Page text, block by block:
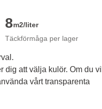
8m2/liter
Täckförmåga per lager
att välja kulör. Om du vill
vårt transparenta